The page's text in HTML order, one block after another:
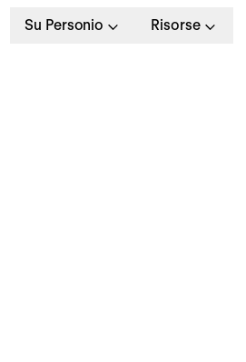
Su Personio Risorse